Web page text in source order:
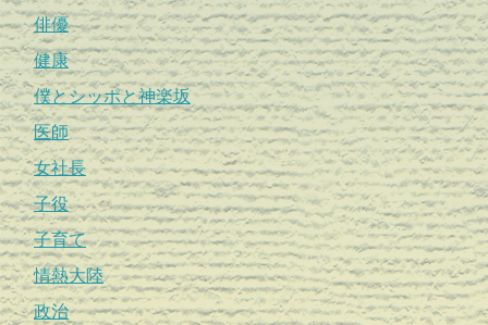
俳優
健康
僕とシッポと神楽坂
医師
女社長
子役
子育て
情熱大陸
政治